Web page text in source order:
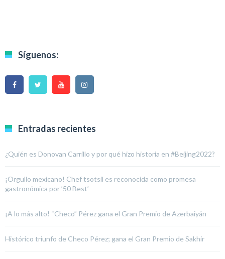
Síguenos:
Entradas recientes
¿Quién es Donovan Carrillo y por qué hizo historia en #Beijing2022?
¡Orgullo mexicano! Chef tsotsil es reconocida como promesa
gastronómica por ’50 Best’
¡A lo más alto! “Checo” Pérez gana el Gran Premio de Azerbaiyán
Histórico triunfo de Checo Pérez; gana el Gran Premio de Sakhir